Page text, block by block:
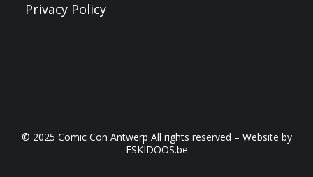
Privacy Policy
© 2025 Comic Con Antwerp All rights reserved – Website by
ESKIDOOS.be